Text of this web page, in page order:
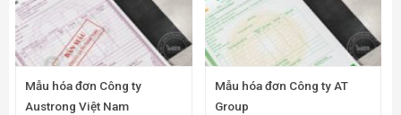
Mẫu hóa đơn Công ty
Austrong Việt Nam
Mẫu hóa đơn Công ty AT
Group